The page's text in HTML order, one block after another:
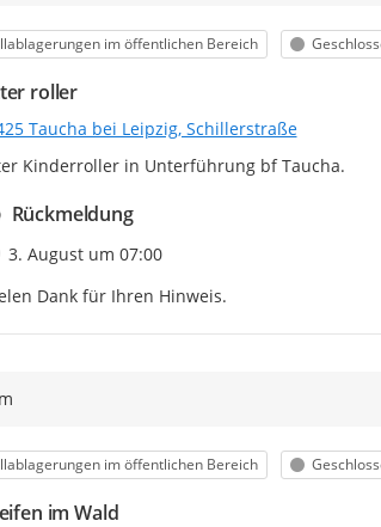
im öffentlichen Bereich Status
roller
Taucha bei Leipzig, Schillerstraße
Kinderroller in Unterführung bf Taucha.
Rückmeldung
Zeitpunkt des Erstellens
3. August um 07:00
Dank für Ihren Hinweis.
im öffentlichen Bereich Status
im Wald